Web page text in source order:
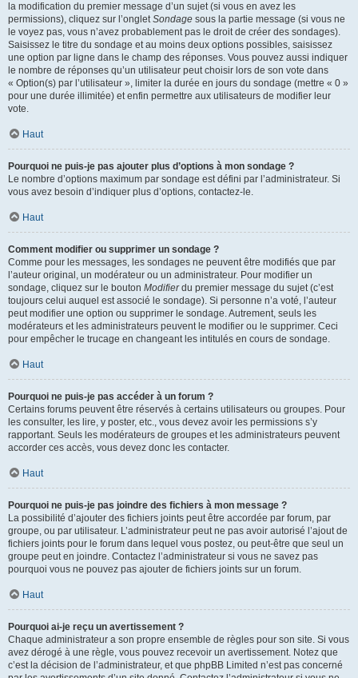
la modification du premier message d’un sujet (si vous en avez les
permissions), cliquez sur l’ongletSondage sous la partie message (si vous ne
le voyez pas, vous n’avez probablement pas le droit de créer des sondages).
Saisissez le titre du sondage et au moins deux options possibles, saisissez
une option par ligne dans le champ des réponses. Vous pouvez aussi indiquer
le nombre de réponses qu’un utilisateur peut choisir lors de son vote dans
« Option(s) par l’utilisateur », limiter la durée en jours du sondage (mettre « 0 »
pour une durée illimitée) et enfin permettre aux utilisateurs de modifier leur
vote.
Haut
Pourquoi ne puis-je pas ajouter plus d’options à mon sondage ?
Le nombre d’options maximum par sondage est défini par l’administrateur. Si
vous avez besoin d’indiquer plus d’options, contactez-le.
Haut
Comment modifier ou supprimer un sondage ?
Comme pour les messages, les sondages ne peuvent être modifiés que par
l’auteur original, un modérateur ou un administrateur. Pour modifier un
sondage, cliquez sur le bouton Modifierdu premier message du sujet (c’est
toujours celui auquel est associé le sondage). Si personne n’a voté, l’auteur
peut modifier une option ou supprimer le sondage. Autrement, seuls les
modérateurs et les administrateurs peuvent le modifier ou le supprimer. Ceci
pour empêcher le trucage en changeant les intitulés en cours de sondage.
Haut
Pourquoi ne puis-je pas accéder à un forum ?
Certains forums peuvent être réservés à certains utilisateurs ou groupes. Pour
les consulter, les lire, y poster, etc., vous devez avoir les permissions s’y
rapportant. Seuls les modérateurs de groupes et les administrateurs peuvent
accorder ces accès, vous devez donc les contacter.
Haut
Pourquoi ne puis-je pas joindre des fichiers à mon message ?
La possibilité d’ajouter des fichiers joints peut être accordée par forum, par
groupe, ou par utilisateur. L’administrateur peut ne pas avoir autorisé l’ajout de
fichiers joints pour le forum dans lequel vous postez, ou peut-être que seul un
groupe peut en joindre. Contactez l’administrateur si vous ne savez pas
pourquoi vous ne pouvez pas ajouter de fichiers joints sur un forum.
Haut
Pourquoi ai-je reçu un avertissement ?
Chaque administrateur a son propre ensemble de règles pour son site. Si vous
avez dérogé à une règle, vous pouvez recevoir un avertissement. Notez que
c’est la décision de l’administrateur, et que phpBB Limited n’est pas concerné